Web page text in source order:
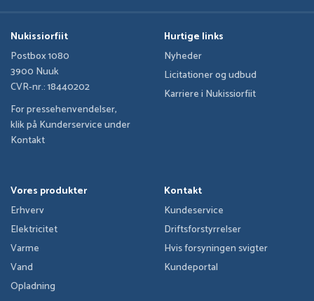
Nukissiorfiit
Postbox 1080
3900 Nuuk
CVR-nr.: 18440202
For pressehenvendelser,
klik på Kunderservice under
Kontakt
Hurtige links
Nyheder
Licitationer og udbud
Karriere i Nukissiorfiit
Vores produkter
Erhverv
Elektricitet
Varme
Vand
Opladning
Kontakt
Kundeservice
Driftsforstyrrelser
Hvis forsyningen svigter
Kundeportal